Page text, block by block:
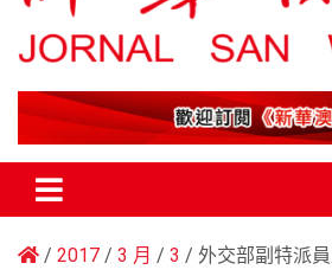
新華澳報
2017 3 月 3 外交部副特派